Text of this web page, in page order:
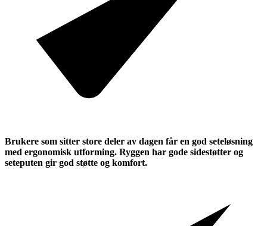
Brukere som sitter store deler av dagen får en god seteløsning
med ergonomisk utforming. Ryggen har gode sidestøtter og
seteputen gir god støtte og komfort.